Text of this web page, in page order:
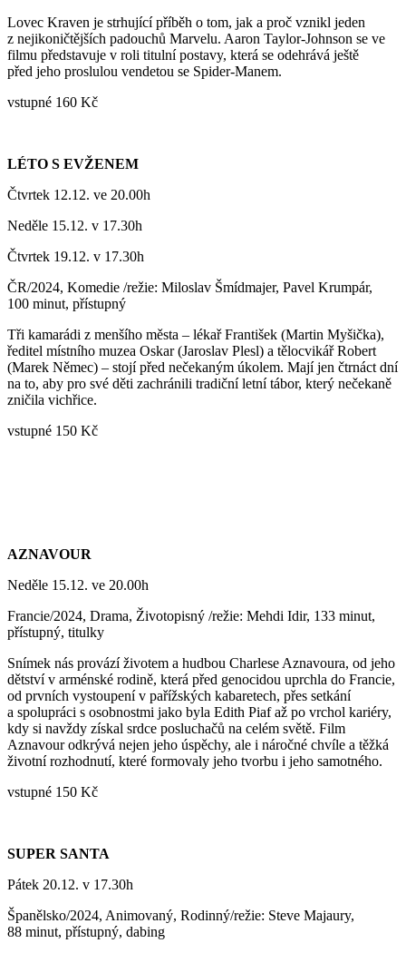
Lovec Kraven je strhující příběh o tom, jak a proč vznikl jeden
z nejikoničtějších padouchů Marvelu. Aaron Taylor-Johnson se ve
filmu představuje v roli titulní postavy, která se odehrává ještě
před jeho proslulou vendetou se Spider-Manem.
vstupné 160 Kč
LÉTO S EVŽENEM
Čtvrtek 12.12. ve 20.00h
Neděle 15.12. v 17.30h
Čtvrtek 19.12. v 17.30h
ČR/2024, Komedie /režie: Miloslav Šmídmajer, Pavel Krumpár,
100 minut, přístupný
Tři kamarádi z menšího města – lékař František (Martin Myšička),
ředitel místního muzea Oskar (Jaroslav Plesl) a tělocvikář Robert
(Marek Němec) – stojí před nečekaným úkolem. Mají jen čtrnáct dní
na to, aby pro své děti zachránili tradiční letní tábor, který nečekaně
zničila vichřice.
vstupné 150 Kč
AZNAVOUR
Neděle 15.12. ve 20.00h
Francie/2024, Drama, Životopisný /režie: Mehdi Idir, 133 minut,
přístupný, titulky
Snímek nás provází životem a hudbou Charlese Aznavoura, od jeho
dětství v arménské rodině, která před genocidou uprchla do Francie,
od prvních vystoupení v pařížských kabaretech, přes setkání
a spolupráci s osobnostmi jako byla Edith Piaf až po vrchol kariéry,
kdy si navždy získal srdce posluchačů na celém světě. Film
Aznavour odkrývá nejen jeho úspěchy, ale i náročné chvíle a těžká
životní rozhodnutí, které formovaly jeho tvorbu i jeho samotného.
vstupné 150 Kč
SUPER SANTA
Pátek 20.12. v 17.30h
Španělsko/2024, Animovaný, Rodinný/režie: Steve Majaury,
88 minut, přístupný, dabing